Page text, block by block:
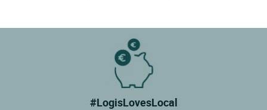
#LogisLovesLocal